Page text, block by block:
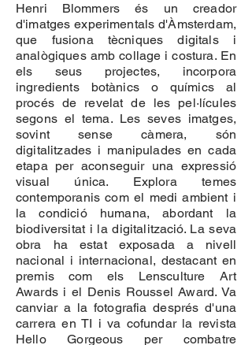
Henri Blommers és un creador
d'imatges experimentals d'Àmsterdam,
que fusiona tècniques digitals i
analògiques amb collage i costura. En
els seus projectes, incorpora
ingredients botànics o químics al
procés de revelat de les pel·lícules
segons el tema. Les seves imatges,
sovint sense càmera, són
digitalitzades i manipulades en cada
etapa per aconseguir una expressió
visual única. Explora temes
contemporanis com el medi ambient i
la condició humana, abordant la
biodiversitat i la digitalització. La seva
obra ha estat exposada a nivell
nacional i internacional, destacant en
premis com els Lensculture Art
Awards i el Denis Roussel Award. Va
canviar a la fotografia després d'una
carrera en TI i va cofundar la revista
Hello Gorgeous per combatre